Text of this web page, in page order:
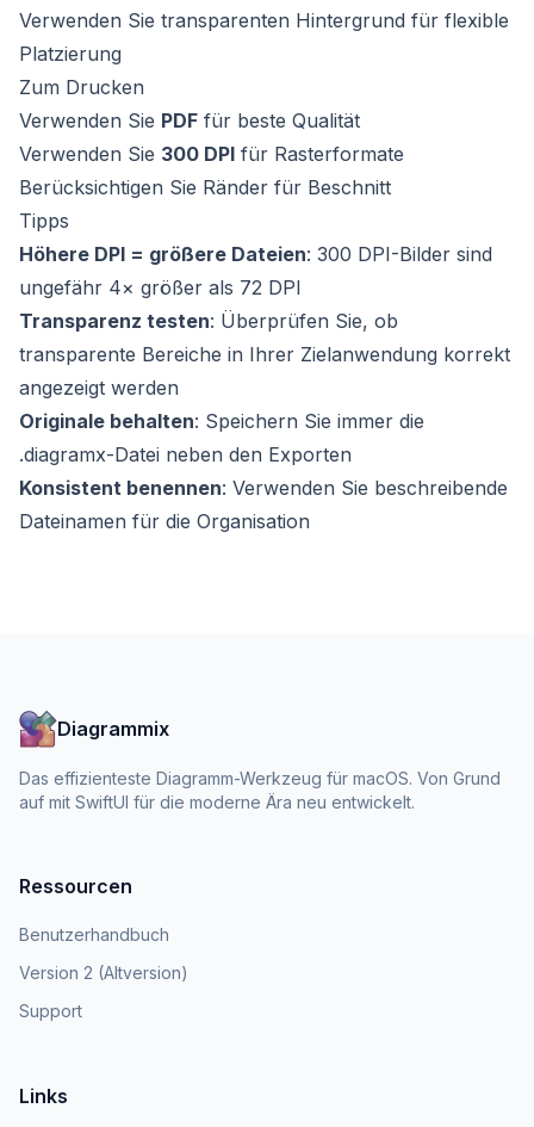
Verwenden Sie transparenten Hintergrund für flexible
Platzierung
Zum Drucken
Verwenden Sie PDF für beste Qualität
Verwenden Sie 300 DPI für Rasterformate
Berücksichtigen Sie Ränder für Beschnitt
Tipps
Höhere DPI = größere Dateien: 300 DPI-Bilder sind
ungefähr 4× größer als 72 DPI
Transparenz testen: Überprüfen Sie, ob
transparente Bereiche in Ihrer Zielanwendung korrekt
angezeigt werden
Originale behalten: Speichern Sie immer die
.diagramx-Datei neben den Exporten
Konsistent benennen: Verwenden Sie beschreibende
Dateinamen für die Organisation
Diagrammix
Das effizienteste Diagramm-Werkzeug für macOS. Von Grund
auf mit SwiftUI für die moderne Ära neu entwickelt.
Ressourcen
Benutzerhandbuch
Version 2 (Altversion)
Support
Links